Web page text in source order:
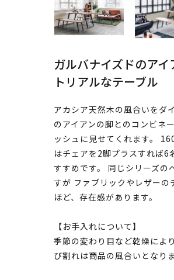
ガルバナイズドのア
トリアルなテーブル
アカシア天然木の風合いをダ
のアイアンの脚とのコンビネ
ッシュに見せてくれます。
はチェアを2脚プラスすれば
すすめです。 同じシリーズの
すが ファブリックやレザーの
ほど、存在感があります。
【お手入れについて】
季節の変わり目など乾燥によ
び割れは商品の風合いとなり